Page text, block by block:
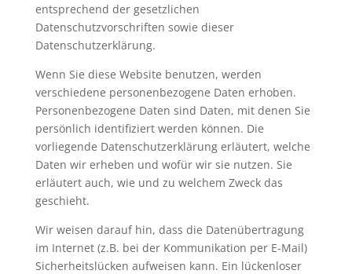
entsprechend der gesetzlichen
Datenschutzvorschriften sowie dieser
Datenschutzerklärung.
Wenn Sie diese Website benutzen, werden
verschiedene personenbezogene Daten erhoben.
Personenbezogene Daten sind Daten, mit denen Sie
persönlich identifiziert werden können. Die
vorliegende Datenschutzerklärung erläutert, welche
Daten wir erheben und wofür wir sie nutzen. Sie
erläutert auch, wie und zu welchem Zweck das
geschieht.
Wir weisen darauf hin, dass die Datenübertragung
im Internet (z.B. bei der Kommunikation per E-Mail)
Sicherheitslücken aufweisen kann. Ein lückenloser